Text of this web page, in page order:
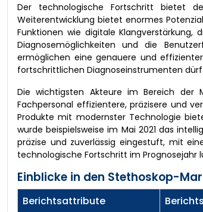
Der technologische Fortschritt bietet
Weiterentwicklung bietet enormes
Funktionen wie digitale
Diagnosemöglichkeiten und die
ermöglichen eine genauere und
fortschrittlichen Diagnoseinstrumenten
Die wichtigsten Akteure im Bereich der
Fachpersonal effizientere, präzisere und
Produkte mit modernster Technologie
wurde beispielsweise im Mai 2021 das
präzise und zuverlässig eingestuft, mit
technologische Fortschritt im Prognosejahr
Einblicke in den Stethoskop-
Berichtsattribute